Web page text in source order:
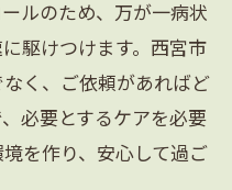
ルのため、万が一病状
駆けつけます。西宮市
く、ご依頼があればど
必要とするケアを必要
を作り、安心して過ご